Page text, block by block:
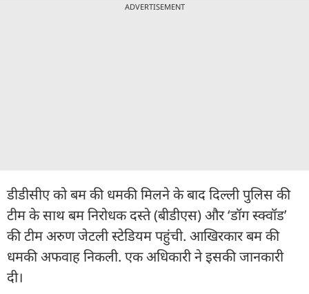
ADVERTISEMENT
डीडीसीए को बम की धमकी मिलने के बाद दिल्ली पुलिस की
टीम के साथ बम निरोधक दस्ते (बीडीएस) और ‘डॉग स्क्वॉड’
की टीम अरुण जेटली स्टेडियम पहुंची. आखिरकार बम की
धमकी अफवाह निकली. एक अधिकारी ने इसकी जानकारी
दी।